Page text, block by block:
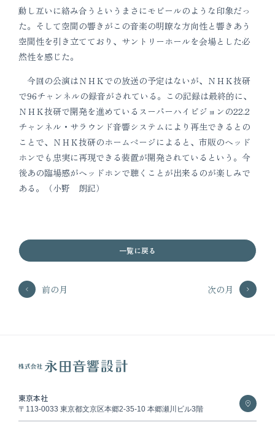
動し互いに絡み合うというまさにモビールのような印象だっ
た。そして空間の響きがこの音楽の明瞭な方向性と響きあう
空間性を引き立てており、サントリーホールを会場とした必
然性を感じた。
今回の公演はＮＨＫでの放送の予定はないが、ＮＨＫ技研
で96チャンネルの録音がされている。この記録は最終的に、
ＮＨＫ技研で開発を進めているスーパーハイビジョンの22.2
チャンネル・サラウンド音響システムにより再生できるとの
ことで、ＮＨＫ技研のホームページによると、市販のヘッド
ホンでも忠実に再現できる装置が開発されているという。今
後あの臨場感がヘッドホンで聴くことが出来るのが楽しみで
ある。（小野 朗記）
前の月
一覧に戻る
次の月
東京本社
〒113-0033 東京都文京区本郷2-35-10 本郷瀬川ビル3階